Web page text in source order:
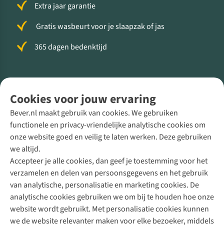
Cookies voor jouw ervaring
Bever.nl maakt gebruik van cookies. We gebruiken
functionele en privacy-vriendelijke analytische cookies om
onze website goed en veilig te laten werken. Deze gebruiken
we altijd.
Accepteer je alle cookies, dan geef je toestemming voor het
verzamelen en delen van persoonsgegevens en het gebruik
van analytische, personalisatie en marketing cookies. De
analytische cookies gebruiken we om bij te houden hoe onze
website wordt gebruikt. Met personalisatie cookies kunnen
we de website relevanter maken voor elke bezoeker, middels
Extra jaar garantie
Gratis wasbeurt voor je slaapzak of jas
365 dagen bedenktijd
Direct advies van een Buitenexpert
+31 (0)85 888 50 88
+31 6 12 28 49 80
Contactformulier